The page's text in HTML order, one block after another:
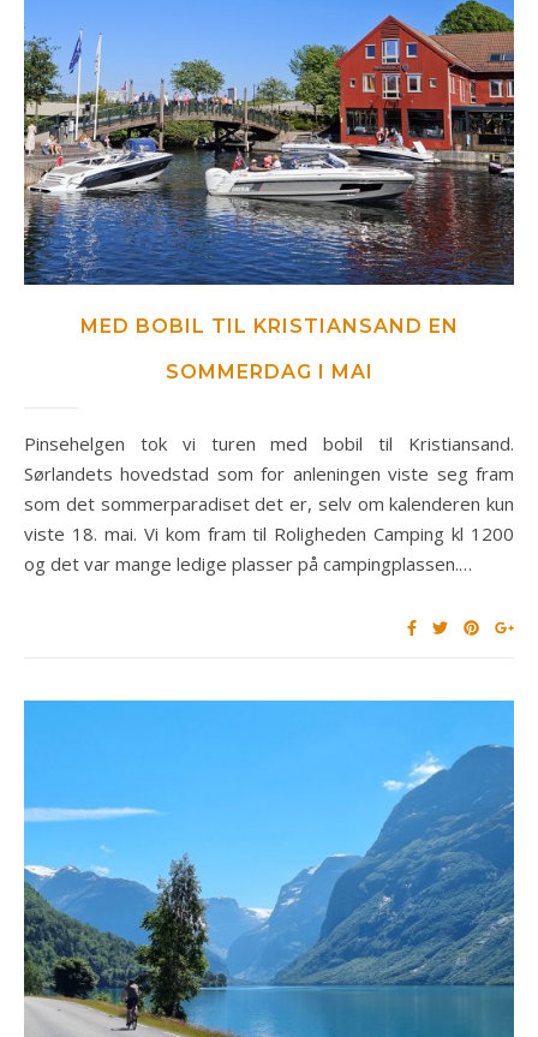
MED BOBIL TIL KRISTIANSAND EN
SOMMERDAG I MAI
Pinsehelgen tok vi turen med bobil til Kristiansand.
Sørlandets hovedstad som for anleningen viste seg fram
som det sommerparadiset det er, selv om kalenderen kun
viste 18. mai. Vi kom fram til Roligheden Camping kl 1200
og det var mange ledige plasser på campingplassen.…